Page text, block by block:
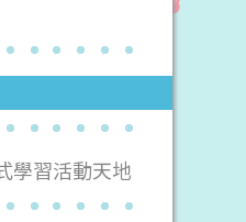
學習活動天地